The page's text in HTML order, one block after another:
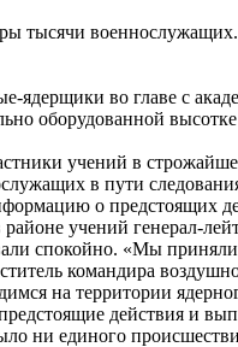
тысячи
ядерщики во главе с
оборудованной
учений в
в пути
о предстоящих
учений генерал-
спокойно. «Мы
командира
на территории
действия и
ни единого